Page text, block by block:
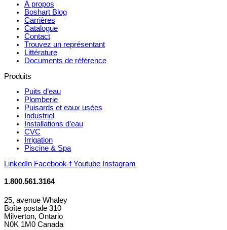
À propos
Boshart Blog
Carrières
Catalogue
Contact
Trouvez un représentant
Littérature
Documents de référence
Produits
Puits d’eau
Plomberie
Puisards et eaux usées
Industriel
Installations d’eau
CVC
Irrigation
Piscine & Spa
LinkedIn Facebook-f Youtube Instagram
1.800.561.3164
25, avenue Whaley
Boîte postale 310
Milverton, Ontario
N0K 1M0 Canada